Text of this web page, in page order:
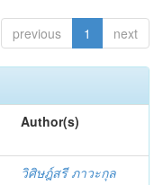
previous 1 next
Author(s)
วิศิษฎ์สรี ภาวะกุล